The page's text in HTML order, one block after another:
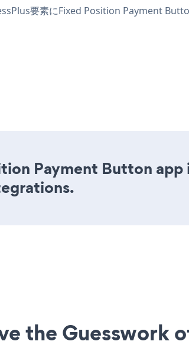
要素にFixed Position Payment
Payment Button
the Guesswork